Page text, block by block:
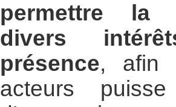
permettre la
divers
présence, afin
acteurs